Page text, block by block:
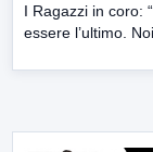
I Ragazzi in coro:
essere l’ultimo.